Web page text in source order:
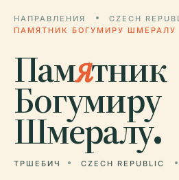
НАПРАВЛЕНИЯ CZECH
ПАМЯТНИК БОГУМИРУ ШМЕРАЛУ
Памятник
Богумиру
Шмералу.
ТРШЕБИЧ CZECH REPUBLIC